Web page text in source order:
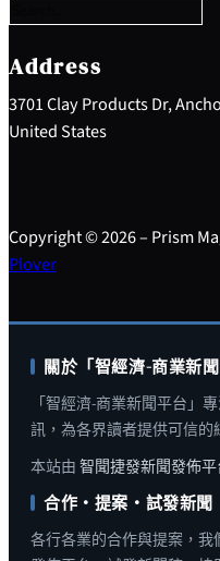
c
h
Address
3701 Clay Products Dr,
United States
Copyright © 2026 – Prism
Plover
關於「智經濟-商業新聞
「智經濟-商業新聞平台」
訊，為各界讀者提供可信的
本站由 智聞捷發新聞發佈平
合作・提案・試發新聞
各行各業的合作與提案，